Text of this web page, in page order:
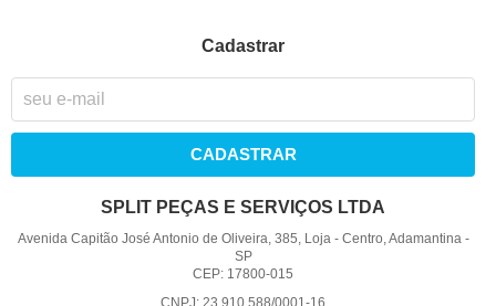
Cadastrar
CADASTRAR
SPLIT PEÇAS E SERVIÇOS LTDA
Avenida Capitão José Antonio de Oliveira, 385, Loja- Centro, Adamantina-
SP
CEP: 17800-015
CNPJ: 23.910.588/0001-16